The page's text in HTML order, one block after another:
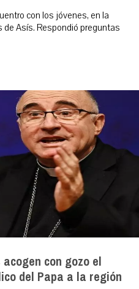
con los jóvenes, en la
de Asís. Respondió preguntas
con gozo el
del Papa a la región